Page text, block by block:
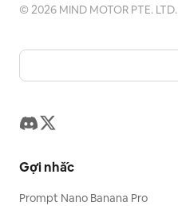
©2026 MIND MOTOR PTE. LTD.
Gợi nhắc
Prompt Nano Banana Pro